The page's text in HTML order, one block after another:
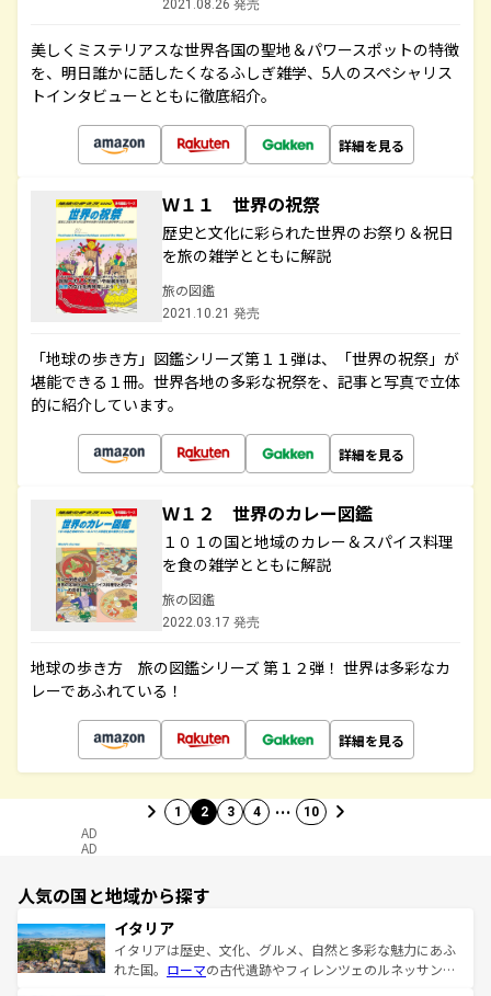
2021.08.26 発売
美しくミステリアスな世界各国の聖地＆パワースポットの特徴
を、明日誰かに話したくなるふしぎ雑学、5人のスペシャリス
トインタビューとともに徹底紹介。
詳細を見る
Ｗ１１ 世界の祝祭
歴史と文化に彩られた世界のお祭り＆祝日
を旅の雑学とともに解説
旅の図鑑
2021.10.21 発売
「地球の歩き方」図鑑シリーズ第１１弾は、「世界の祝祭」が
堪能できる１冊。世界各地の多彩な祝祭を、記事と写真で立体
的に紹介しています。
詳細を見る
Ｗ１２ 世界のカレー図鑑
１０１の国と地域のカレー＆スパイス料理
を食の雑学とともに解説
旅の図鑑
2022.03.17 発売
地球の歩き方 旅の図鑑シリーズ 第１２弾！ 世界は多彩なカ
レーであふれている！
詳細を見る
1 2 3 4 … 10
AD
AD
人気の国と地域から探す
イタリア
イタリアは歴史、文化、グルメ、自然と多彩な魅力にあふ
れた国。 ローマの古代遺跡やフィレンツェのルネッサンス